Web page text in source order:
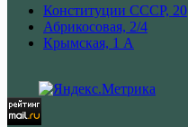
Конституции СССР, 20
Абрикосовая, 2/4
Крымская, 1 А